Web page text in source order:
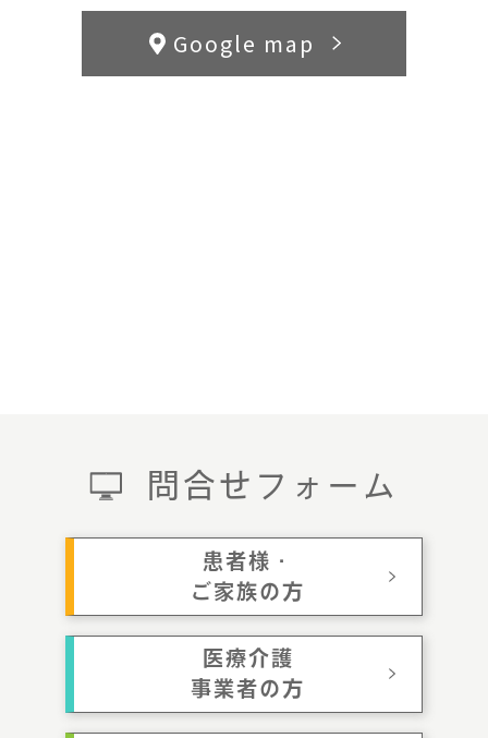
問合せフォーム
患者様・
ご家族の方
医療介護
事業者の方
Google map